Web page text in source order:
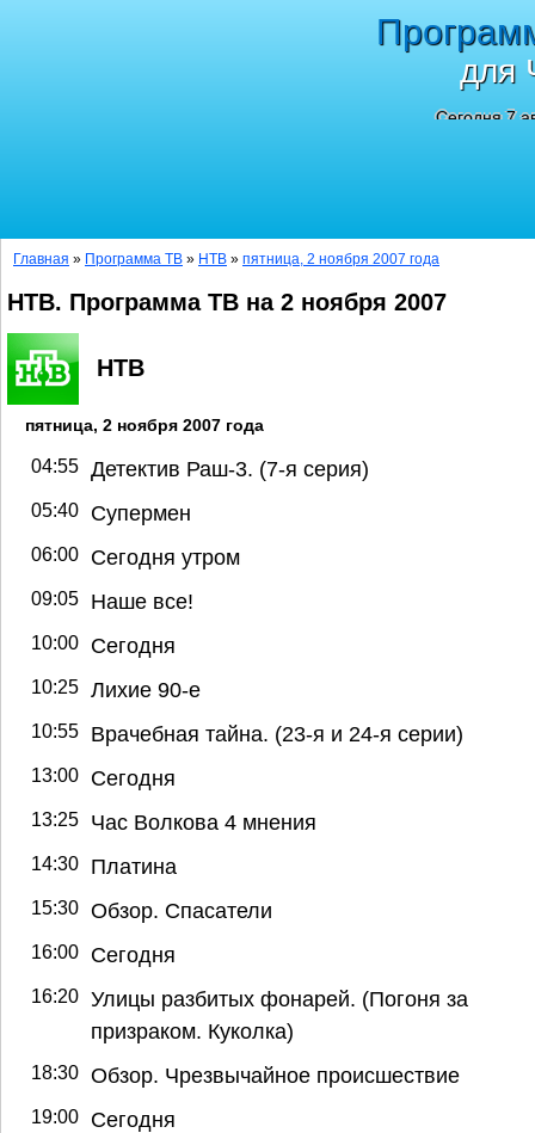
для
Сегодня 7
Главная » Программа ТВ » НТВ » пятница, 2 ноября 2007 года
НТВ. Программа ТВ на 2 ноября 2007
НТВ
пятница, 2 ноября 2007 года
04:55 Детектив Раш-3. (7-я серия)
05:40 Супермен
06:00 Сегодня утром
09:05 Наше все!
10:00 Сегодня
10:25 Лихие 90-е
10:55 Врачебная тайна. (23-я и 24-я серии)
13:00 Сегодня
13:25 Час Волкова 4 мнения
14:30 Платина
15:30 Обзор. Спасатели
16:00 Сегодня
16:20 Улицы разбитых фонарей. (Погоня за
призраком. Куколка)
18:30 Обзор. Чрезвычайное происшествие
19:00 Сегодня